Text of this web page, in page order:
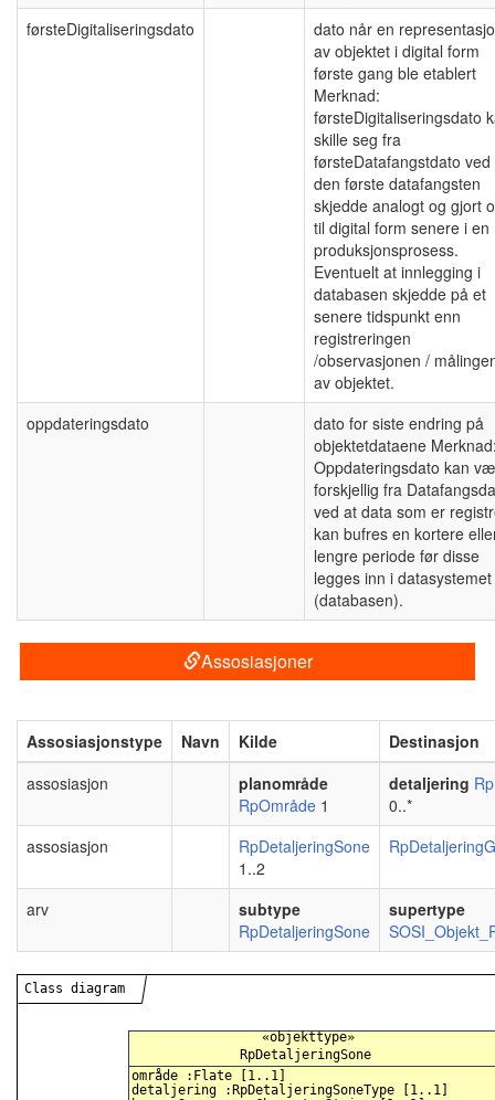
førsteDigitaliseringsdato
dato når en
av objektet i digital form
første gang ble etablert
Merknad:
førsteDigitaliseringsdato
skille seg fra
førsteDatafangstdato ved
den første datafangsten
skjedde analogt og gjort
til digital form senere i en
produksjonsprosess.
Eventuelt at innlegging i
databasen skjedde på et
senere tidspunkt enn
registreringen
/observasjonen /
av objektet.
oppdateringsdato
dato for siste endring på
objektetdataene
Oppdateringsdato kan
forskjellig fra
ved at data som er
kan bufres en kortere
lengre periode før disse
legges inn i datasystemet
(databasen).
Assosiasjoner
Assosiasjonstype Navn Kilde
Destinasjon
assosiasjon
planområde
RpOmråde 1
detaljering
0..*
assosiasjon
RpDetaljeringSone
1..2
arv
subtype
RpDetaljeringSone
supertype